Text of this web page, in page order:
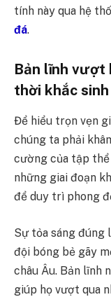
tính này qua hệ
đá.
Bản lĩnh vượt
thời khắc
Để hiểu trọn vẹn
chúng ta phải
cường của tập
những giai đoạn
để duy trì phong
Sự tỏa sáng đúng
đội bóng bẻ gãy
châu Âu. Bản lĩnh
giúp họ vượt qua